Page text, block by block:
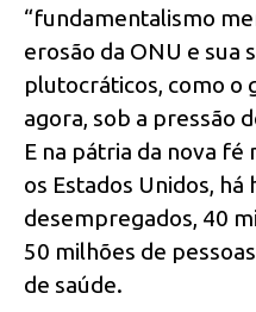
“fundamentalismo
erosão da ONU e sua
plutocráticos, como o
agora, sob a pressão
E na pátria da nova fé
os Estados Unidos, há
desempregados, 40
50 milhões de
de saúde.